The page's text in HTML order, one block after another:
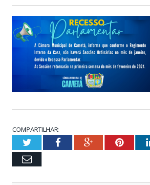
COMPARTILHAR:
TwitterFacebookGoogle+
Email